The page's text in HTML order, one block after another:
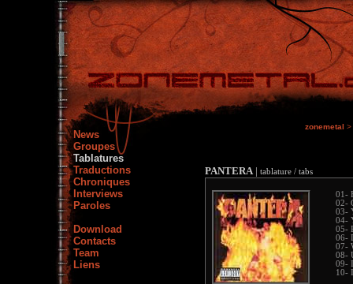
News
Groupes
Tablatures
Traductions
Chroniques
Interviews
Paroles
Download
Contacts
Team
Liens
zonemetal >
PANTERA| tablature / tabs
01-
02-
03-
04-
05-
06-
07-
08-
09-
10-